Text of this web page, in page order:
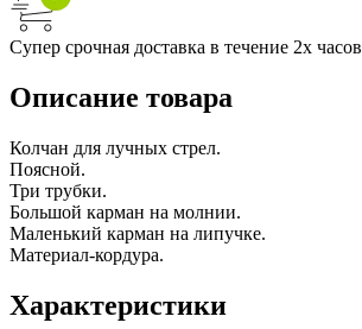
Супер срочная доставка в течение 2х часов
Описание товара
Колчан для лучных стрел.
Поясной.
Три трубки.
Большой карман на молнии.
Маленький карман на липучке.
Материал-кордура.
Характеристики